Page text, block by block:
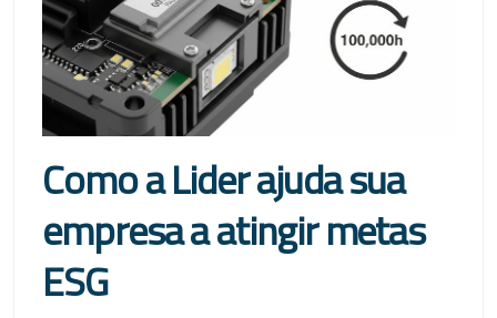
Como a Lider ajuda sua
empresa a atingir metas
ESG